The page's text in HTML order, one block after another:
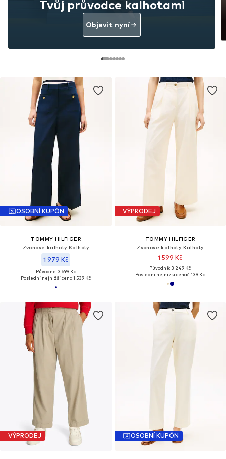
OSOBNÍ KUPÓN
TOMMY HILFIGER
Zvonové kalhoty Kalhoty
1 979 Kč
Původně: 3 699 Kč
Poslední nejnižší cena:1 539 Kč
VÝPRODEJ
TOMMY HILFIGER
Zvonové kalhoty Kalhoty
1 599 Kč
Původně: 3 249 Kč
Poslední nejnižší cena:1 139 Kč
Tvůj průvodce kalhotami
Objevit nyní
VÝPRODEJ OSOBNÍ KUPÓN